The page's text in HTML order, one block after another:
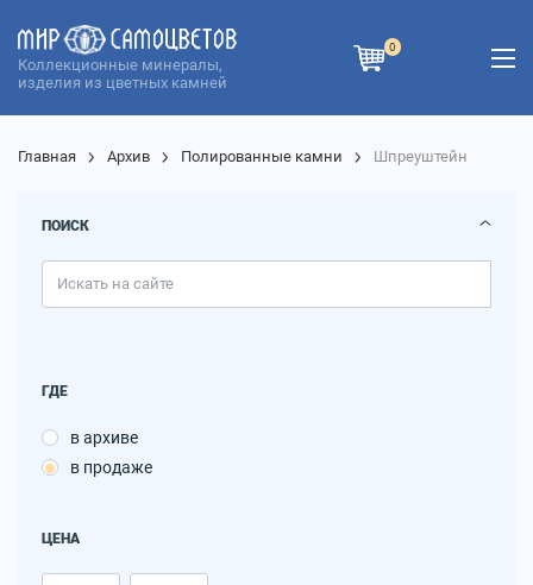
Коллекционные минералы,
изделия из цветных камней
0
Главная Архив Полированные камни Шпреуштейн
ПОИСК
ГДЕ
в архиве
в продаже
ЦЕНА